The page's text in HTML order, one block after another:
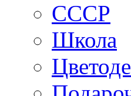
СССР
Школа